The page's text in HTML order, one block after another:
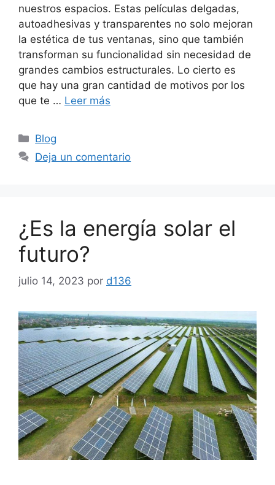
nuestros espacios. Estas películas delgadas,
autoadhesivas y transparentes no solo mejoran
la estética de tus ventanas, sino que también
transforman su funcionalidad sin necesidad de
grandes cambios estructurales. Lo cierto es
que hay una gran cantidad de motivos por los
que te … Leer más
Categorías
Blog
Deja un comentario
¿Es la energía solar el
futuro?
julio 14, 2023 por d136